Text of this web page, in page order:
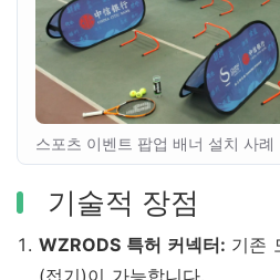
스포츠 이벤트 팝업 배너 설치 사례
기술적 장점
WZRODS 특허 커넥터: 기존
(접기)이 가능합니다.